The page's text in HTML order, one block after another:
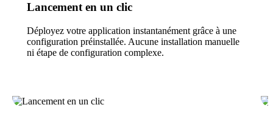
Lancement en un clic
Déployez votre application instantanément grâce à une
configuration préinstallée. Aucune installation manuelle
ni étape de configuration complexe.